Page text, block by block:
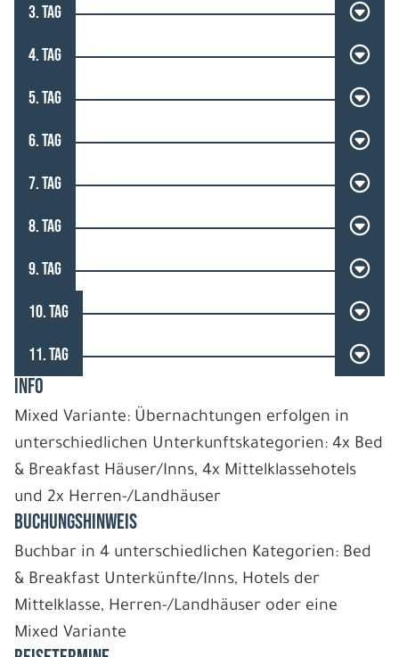
3. TAG
4. TAG
5. TAG
6. TAG
7. TAG
8. TAG
9. TAG
10. TAG
11. TAG
INFO
Mixed Variante: Übernachtungen erfolgen in
unterschiedlichen Unterkunftskategorien: 4x Bed
& Breakfast Häuser/Inns, 4x Mittelklassehotels
und 2x Herren-/Landhäuser
BUCHUNGSHINWEIS
Buchbar in 4 unterschiedlichen Kategorien: Bed
& Breakfast Unterkünfte/Inns, Hotels der
Mittelklasse, Herren-/Landhäuser oder eine
Mixed Variante